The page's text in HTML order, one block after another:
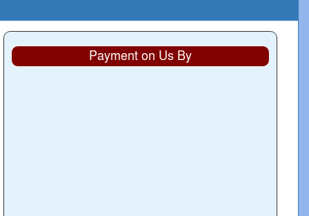
Payment on Us By